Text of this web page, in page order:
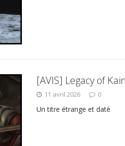
[AVIS] Legacy of
11 avril 2026 0
Un titre étrange et daté